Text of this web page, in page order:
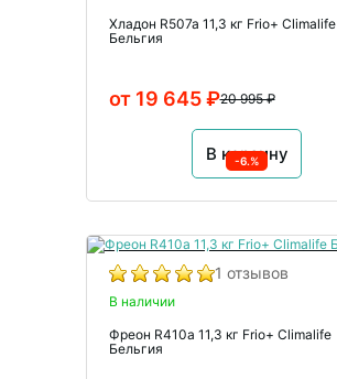
Хладон R507a 11,3 кг Frio+ Climalife
Бельгия
20 995 ₽
от 19 645 ₽
В корзину
-6.%
1 отзывов
В наличии
Фреон R410a 11,3 кг Frio+ Climalife
Бельгия